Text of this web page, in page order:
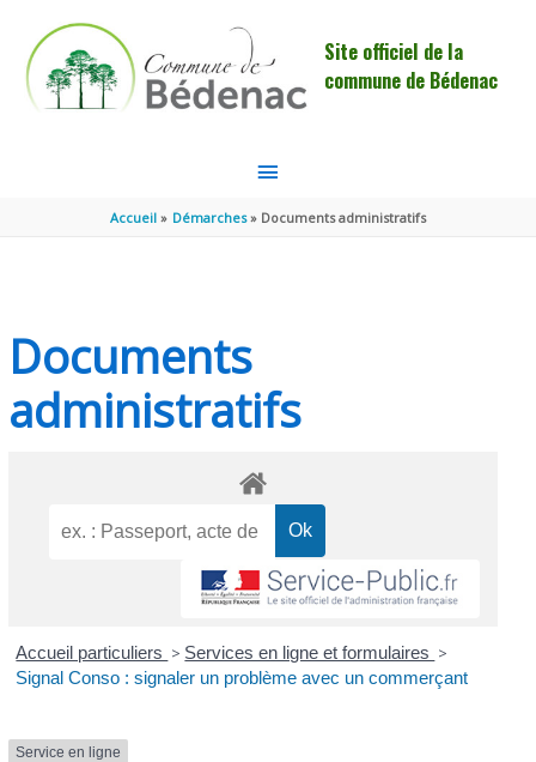
Site officiel de la
commune de Bédenac
MENU
PRINCIPAL
Accueil Démarches Documents administratifs
Documents
administratifs
Accueil particuliers > Services en ligne et formulaires >
Signal Conso : signaler un problème avec un commerçant
Service en ligne